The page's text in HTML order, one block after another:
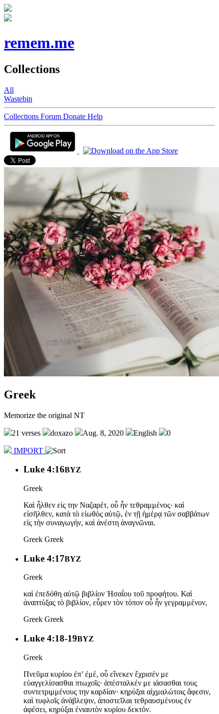
remem.me
Collections
All
Wastebin
Collections Forum Donate Help
Greek
Memorize the original NT
21 verses doxazo Aug. 8, 2020 English 0
IMPORT
Luke 4:16ΒΥΖ
Greek
Καὶ ἦλθεν εἰς την Ναζαρέτ, οὗ ἦν τεθραμμένος· καὶ
εἰσῆλθεν, κατὰ τὸ εἰωθὸς αὐτῷ, ἐν τῇ ἡμέρᾳ τῶν σαββάτων
εἰς τὴν συναγωγήν, καὶ ἀνέστη ἀναγνῶναι.
Greek Greek
Luke 4:17BYZ
Greek
καὶ ἐπεδόθη αὐτῷ βιβλίον Ἠσαΐου τοῦ προφήτου. Καὶ
ἀναπτύξας τὸ βιβλίον, εὗρεν τὸν τόπον οὗ ἦν γεγραμμένον,
Greek Greek
Luke 4:18-19BYZ
Greek
Πνεῦμα κυρίου ἐπ’ ἐμέ, οὗ εἵνεκεν ἔχρισέν με
εὐαγγελίσασθαι πτωχοῖς· ἀπέσταλκέν με ιάσασθαι τους
συντετριμμένους την καρδίαν· κηρύξαι αἰχμαλώτοις ἄφεσιν,
καὶ τυφλοῖς ἀνάβλεψιν, ἀποστεῖλαι τεθραυσμένους ἐν
ἀφέσει, κηρύξαι ἐνιαυτὸν κυρίου δεκτόν.